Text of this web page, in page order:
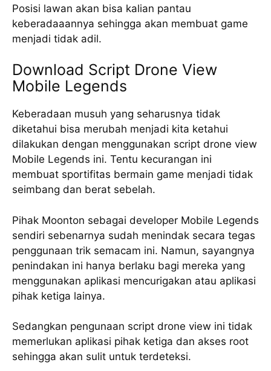
Posisi lawan akan bisa kalian pantau
keberadaaannya sehingga akan membuat game
menjadi tidak adil.
Download Script Drone View
Mobile Legends
Keberadaan musuh yang seharusnya tidak
diketahui bisa merubah menjadi kita ketahui
dilakukan dengan menggunakan script drone view
Mobile Legends ini. Tentu kecurangan ini
membuat sportifitas bermain game menjadi tidak
seimbang dan berat sebelah.
Pihak Moonton sebagai developer Mobile Legends
sendiri sebenarnya sudah menindak secara tegas
penggunaan trik semacam ini. Namun, sayangnya
penindakan ini hanya berlaku bagi mereka yang
menggunakan aplikasi mencurigakan atau aplikasi
pihak ketiga lainya.
Sedangkan pengunaan script drone view ini tidak
memerlukan aplikasi pihak ketiga dan akses root
sehingga akan sulit untuk terdeteksi.